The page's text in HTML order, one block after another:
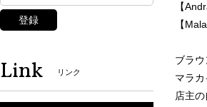
【
【
ブラ
マラカ
店主
登録
Link リンク